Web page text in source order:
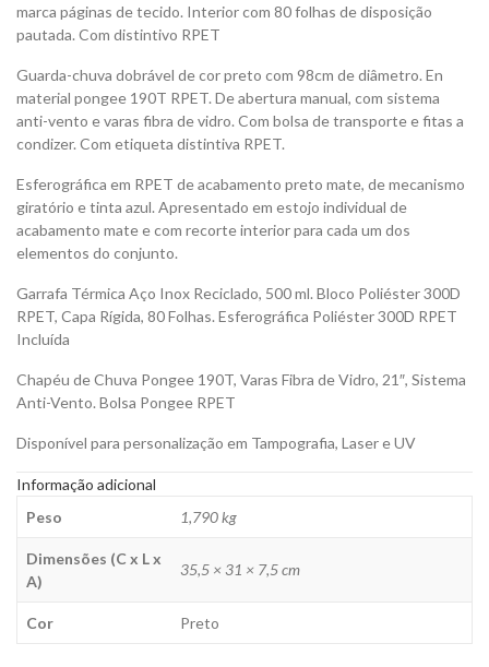
marca páginas de tecido. Interior com 80 folhas de disposição
pautada. Com distintivo RPET
Guarda-chuva dobrável de cor preto com 98cm de diâmetro. En
material pongee 190T RPET. De abertura manual, com sistema
anti-vento e varas fibra de vidro. Com bolsa de transporte e fitas a
condizer. Com etiqueta distintiva RPET.
Esferográfica em RPET de acabamento preto mate, de mecanismo
giratório e tinta azul. Apresentado em estojo individual de
acabamento mate e com recorte interior para cada um dos
elementos do conjunto.
Garrafa Térmica Aço Inox Reciclado, 500 ml. Bloco Poliéster 300D
RPET, Capa Rígida, 80 Folhas. Esferográfica Poliéster 300D RPET
Incluída
Chapéu de Chuva Pongee 190T, Varas Fibra de Vidro, 21″, Sistema
Anti-Vento. Bolsa Pongee RPET
Disponível para personalização em Tampografia, Laser e UV
Informação adicional
Peso
1,790 kg
Dimensões (C x L x
A)
35,5 × 31 × 7,5 cm
Cor Preto